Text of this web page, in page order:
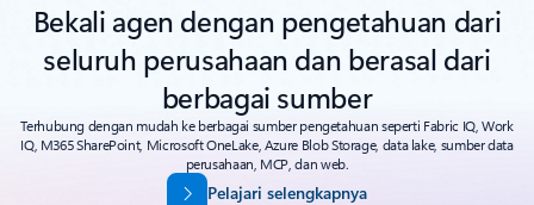
Bekali agen dengan pengetahuan dari
seluruh perusahaan dan berasal dari
berbagai sumber
Terhubung dengan mudah ke berbagai sumber pengetahuan seperti Fabric IQ, Work
IQ, M365 SharePoint, Microsoft OneLake, Azure Blob Storage, data lake, sumber data
perusahaan, MCP, dan web.
Pelajari selengkapnya